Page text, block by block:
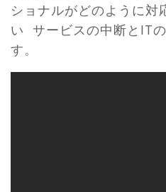
ショナルがどのように対
い サービスの中断とIT
す。